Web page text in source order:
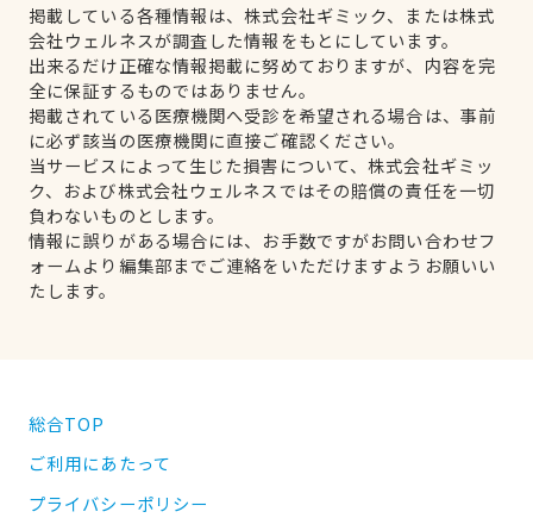
掲載している各種情報は、株式会社ギミック、または株式
会社ウェルネスが調査した情報をもとにしています。
出来るだけ正確な情報掲載に努めておりますが、内容を完
全に保証するものではありません。
掲載されている医療機関へ受診を希望される場合は、事前
に必ず該当の医療機関に直接ご確認ください。
当サービスによって生じた損害について、株式会社ギミッ
ク、および株式会社ウェルネスではその賠償の責任を一切
負わないものとします。
情報に誤りがある場合には、お手数ですがお問い合わせフ
ォームより編集部までご連絡をいただけますようお願いい
たします。
総合TOP
ご利用にあたって
プライバシーポリシー